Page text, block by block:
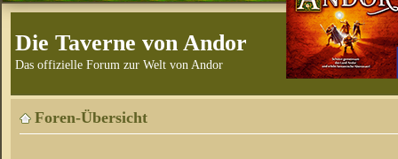
Die Taverne von Andor
Das offizielle Forum zur Welt von Andor
Foren-Übersicht